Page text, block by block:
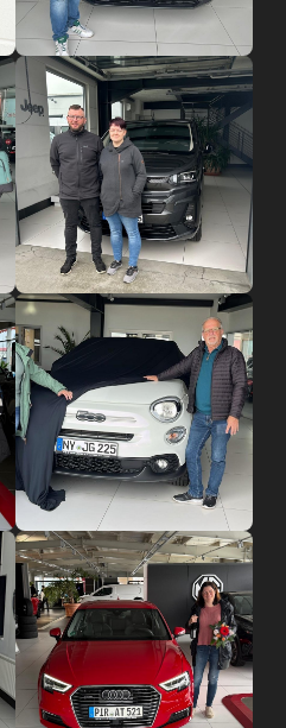
Show larger version
Show larger version
Show larger version